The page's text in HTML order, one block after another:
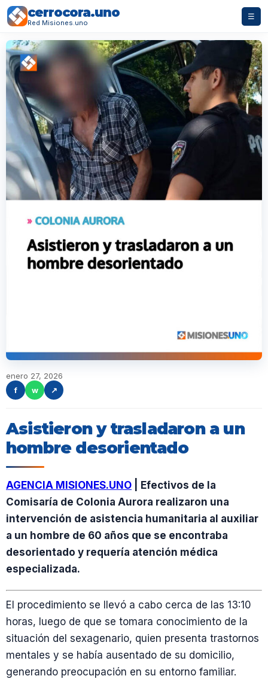
cerrocora.uno
Red Misiones.uno
☰
enero 27, 2026
f
w ↗
Asistieron y trasladaron a un
hombre desorientado
AGENCIA MISIONES.UNO | Efectivos de la
Comisaría de Colonia Aurora realizaron una
intervención de asistencia humanitaria al auxiliar
a un hombre de 60 años que se encontraba
desorientado y requería atención médica
especializada.
El procedimiento se llevó a cabo cerca de las 13:10
horas, luego de que se tomara conocimiento de la
situación del sexagenario, quien presenta trastornos
mentales y se había ausentado de su domicilio,
generando preocupación en su entorno familiar.